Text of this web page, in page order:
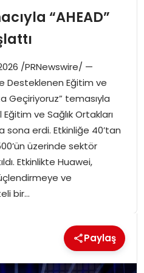
“AHEAD”
2026 /PRNewswire/ —
Desteklenen Eğitim ve
Geçiriyoruz” temasıyla
ve Sağlık Ortakları
sona erdi. Etkinliğe 40’tan
üzerinde sektör
Etkinlikte Huawei,
ve
bir…
Paylaş